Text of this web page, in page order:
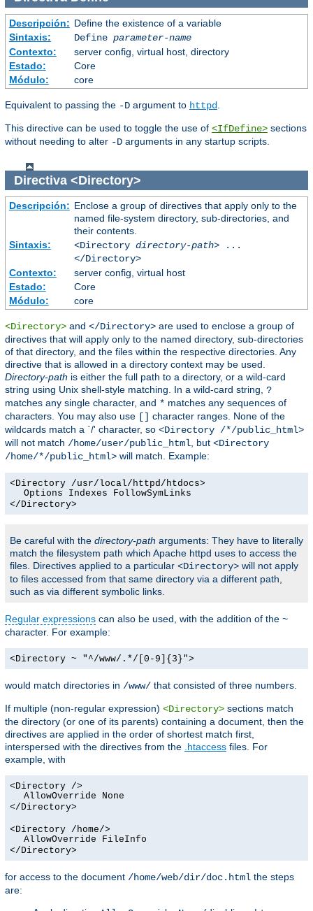
Descripción: Define the existence of a variable
Sintaxis:
Define parameter-name
Contexto:
server config, virtual host, directory
Estado:
Core
Módulo:
core
Equivalent to passing the -D argument to httpd
This directive can be used to toggle the use of <IfDefine> sections
without needing to alter -D arguments in any startup scripts.
Directiva <Directory>
Descripción: Enclose a group of directives that apply only to the
named file-system directory, sub-directories, and
their contents.
Sintaxis:
<Directory directory-path> ...
</Directory>
Contexto:
server config, virtual host
Estado:
Core
Módulo:
core
<Directory> and </Directory> are used to enclose a group of
directives that will apply only to the named directory, sub-directories
of that directory, and the files within the respective directories. Any
directive that is allowed in a directory context may be used.
Directory-path is either the full path to a directory, or a wild-card
string using Unix shell-style matching. In a wild-card string, ?
matches any single character, and * matches any sequences of
characters. You may also use [] character ranges. None of the
wildcards match a `/' character, so <Directory /*/public_html>
will not match /home/user/public_html , but <Directory
/home/*/public_html> will match. Example:
<Directory /usr/local/httpd/htdocs>
Options Indexes FollowSymLinks
</Directory>
Be careful with the directory-path arguments: They have to literally
match the filesystem path which Apache httpd uses to access the
files. Directives applied to a particular <Directory> will not apply
to files accessed from that same directory via a different path,
such as via different symbolic links.
Regular expressions can also be used, with the addition of the ~
character. For example:
<Directory ~ "^/www/.*/[0-9]{3}">
would match directories in /www/ that consisted of three numbers.
If multiple (non-regular expression) <Directory> sections match
the directory (or one of its parents) containing a document, then the
directives are applied in the order of shortest match first,
interspersed with the directives from the .htaccess files. For
example, with
<Directory />
AllowOverride None
</Directory>
<Directory /home/>
AllowOverride FileInfo
</Directory>
for access to the document /home/web/dir/doc.html the steps
are: